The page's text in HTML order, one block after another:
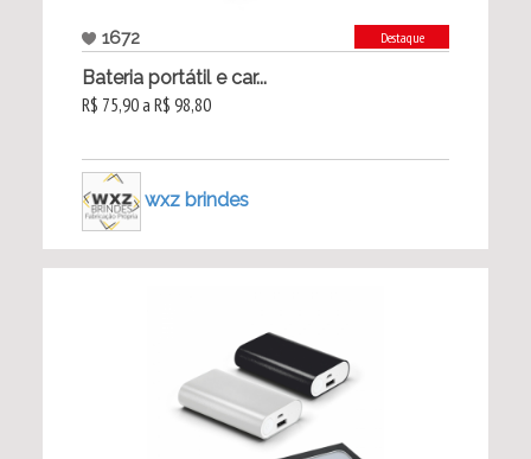
1672 Destaque
Bateria portátil e car...
R$ 75,90 a R$ 98,80
wxz brindes